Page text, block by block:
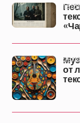
13/
от
25/